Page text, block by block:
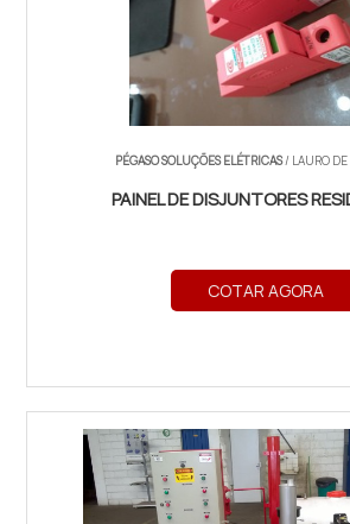
PÉGASO SOLUÇÕES ELÉTRICAS/ LAURO DE
PAINEL DE DISJUNTORES
COTAR AGORA